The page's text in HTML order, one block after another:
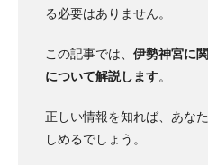
る必要はありません。
この記事では、 伊勢神宮に
について解説します。
正しい情報を知れば、あな
しめるでしょう。